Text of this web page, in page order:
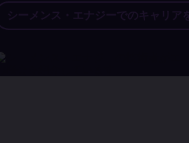
シーメンス・エナジーでのキャリア